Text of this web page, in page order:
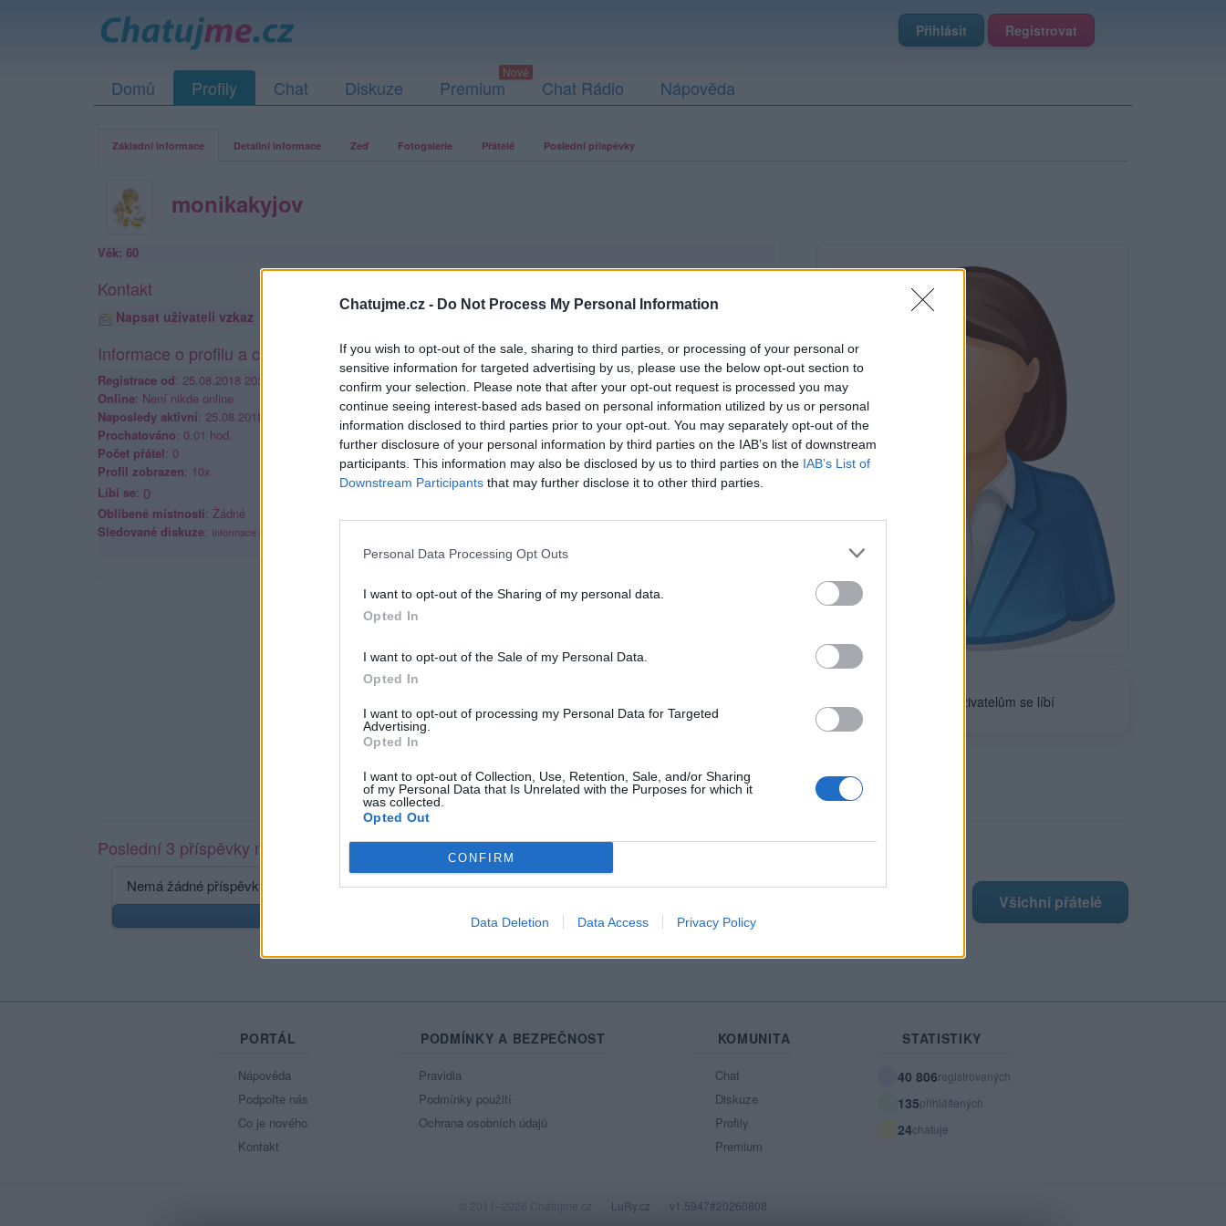
Chatujme.cz - Do Not Process My Personal Information
If you wish to opt-out of the sale, sharing to third parties, or processing of your personal or
sensitive information for targeted advertising by us, please use the below opt-out section to
confirm your selection. Please note that after your opt-out request is processed you may
continue seeing interest-based ads based on personal information utilized by us or personal
information disclosed to third parties prior to your opt-out. You may separately opt-out of the
further disclosure of your personal information by third parties on the IAB’s list of downstream
participants. This information may also be disclosed by us to third parties on the IAB’s List of
Downstream Participants that may further disclose it to other third parties.
Personal Data Processing Opt Outs
I want to opt-out of the Sharing of my personal data.
Opted In
I want to opt-out of the Sale of my Personal Data.
Opted In
I want to opt-out of processing my Personal Data for Targeted
Advertising.
Opted In
I want to opt-out of Collection, Use, Retention, Sale, and/or Sharing
of my Personal Data that Is Unrelated with the Purposes for which it
was collected.
Opted Out
CONFIRM
Data Deletion Data Access Privacy Policy
Přihlásit Registrovat
Domů Profily Chat Diskuze Premium Chat Rádio Nápověda
Základní informace Detailní informace Zeď Fotogalerie Přátelé Poslední příspěvky
monikakyjov
uživatelům se líbí
Věk: 60
Kontakt
Napsat uživateli vzkaz
Informace o profilu a chatu
Registrace od: 25.08.2018 20:18
Online: Není nikde online
Naposledy aktivní: 25.08.2018 20:22
Prochatováno: 0.01 hod.
Počet přátel: 0
Profil zobrazen: 10x
Líbí se: 0
Oblibené místnosti: Žádné
Sledované diskuze: Informace pro uživatele
Poslední 3 příspěvky na mé zdi
Nemá žádné příspěvky
Zobrazit celou mou zeď
Moji nejnovější přátelé
Všichni přátelé
PORTÁL
Nápověda
Podpořte nás
Co je nového
Kontakt
PODMÍNKY A BEZPEČNOST
Pravidla
Podmínky použití
Ochrana osobních údajů
KOMUNITA
Chat
Diskuze
Profily
Premium
STATISTIKY
40 806registrovaných
135přihlášených
24chatuje
© 2011–2026 Chatujme.cz LuRy.cz v1.5947#20260808